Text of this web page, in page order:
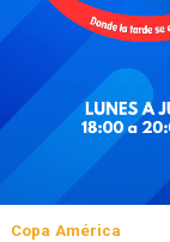
Copa América